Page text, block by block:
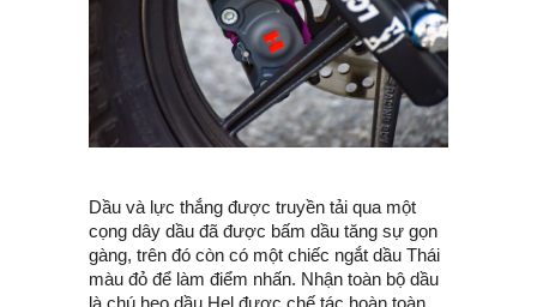
Dầu và lực thắng được truyền tải qua một
cọng dây dầu đã được bấm dầu tăng sự gọn
gàng, trên đó còn có một chiếc ngắt dầu Thái
màu đỏ để làm điểm nhấn. Nhận toàn bộ dầu
là chú heo dầu Hel được chế tác hoàn toàn